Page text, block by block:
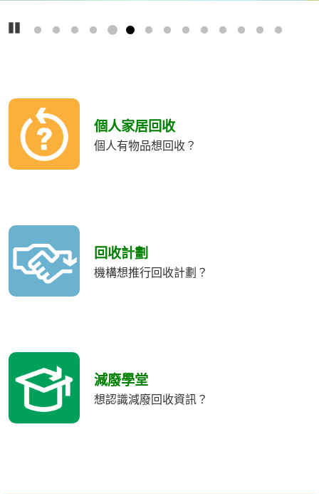
播放
個人家居回收
個人有物品想回收？
回收計劃
機構想推行回收計劃？
減廢學堂
想認識減廢回收資訊？